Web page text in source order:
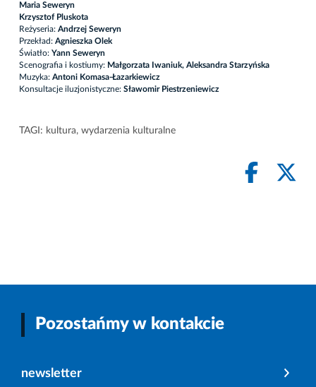
Maria Seweryn
Krzysztof Pluskota
Reżyseria: Andrzej Seweryn
Przekład: Agnieszka Olek
Światło: Yann Seweryn
Scenografia i kostiumy: Małgorzata Iwaniuk, Aleksandra Starzyńska
Muzyka: Antoni Komasa-Łazarkiewicz
Konsultacje iluzjonistyczne: Sławomir Piestrzeniewicz
TAGI: kultura, wydarzenia kulturalne
Pozostańmy w kontakcie
newsletter